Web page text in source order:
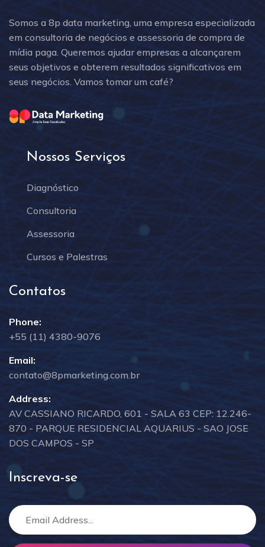
Somos a 8p data marketing, uma empresa especializada
em consultoria de negócios e assessoria de compra de
mídia paga. Queremos ajudar empresas a alcançarem
seus objetivos e obterem resultados significativos em
seus negócios. Vamos tomar um café?
Nossos Serviços
Diagnóstico
Consultoria
Assessoria
Cursos e Palestras
Contatos
Phone:
+55 (11) 4380-9076
Email:
contato@8pmarketing.com.br
Address:
AV CASSIANO RICARDO, 601 - SALA 63 CEP: 12.246-
870 - PARQUE RESIDENCIAL AQUARIUS - SAO JOSE
DOS CAMPOS - SP
Inscreva-se